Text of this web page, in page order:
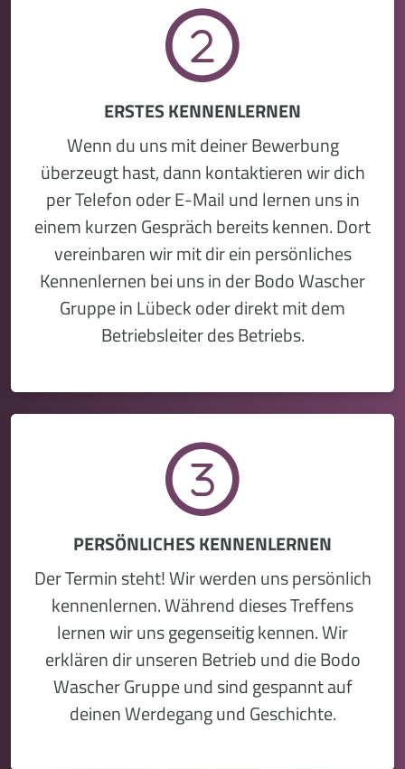
ERSTES KENNENLERNEN
Wenn du uns mit deiner Bewerbung
überzeugt hast, dann kontaktieren wir dich
per Telefon oder E-Mail und lernen uns in
einem kurzen Gespräch bereits kennen. Dort
vereinbaren wir mit dir ein persönliches
Kennenlernen bei uns in der Bodo Wascher
Gruppe in Lübeck oder direkt mit dem
Betriebsleiter des Betriebs.
PERSÖNLICHES KENNENLERNEN
Der Termin steht! Wir werden uns persönlich
kennenlernen. Während dieses Treffens
lernen wir uns gegenseitig kennen. Wir
erklären dir unseren Betrieb und die Bodo
Wascher Gruppe und sind gespannt auf
deinen Werdegang und Geschichte.